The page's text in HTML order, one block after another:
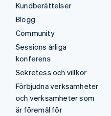
Kundberättelser
Blogg
Community
Sessions årliga
konferens
Sekretess och villkor
Förbjudna verksamheter
och verksamheter som
är föremål för